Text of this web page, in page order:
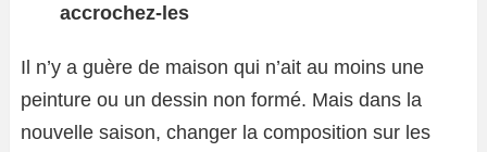
accrochez-les
Il n’y a guère de maison qui n’ait au moins une
peinture ou un dessin non formé. Mais dans la
nouvelle saison, changer la composition sur les